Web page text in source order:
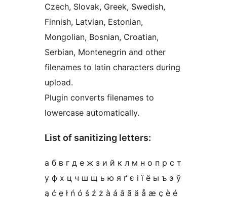
Czech, Slovak, Greek, Swedish,
Finnish, Latvian, Estonian,
Mongolian, Bosnian, Croatian,
Serbian, Montenegrin and other
filenames to latin characters during
upload.
Plugin converts filenames to
lowercase automatically.
List of sanitizing letters:
а б в г д е ж з и й к л м н о п р с т
у ф х ц ч ш щ ь ю я ґ є і ї ё ы ъ э ў
ą ć ę ł ń ó ś ź ż à á â ã ä å æ ç è é